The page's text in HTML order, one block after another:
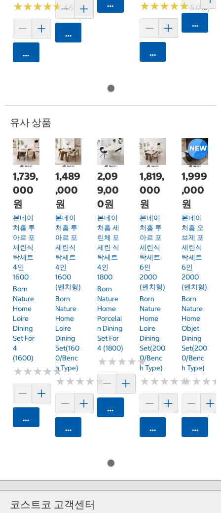
★★★★★
★★★★★4.6 (61)
카트에 담기
카트에 담기
카트에 담기
★★★★★
★★★★★5.0 (2)
카트에 담기
카트에
유사 상품
1,739,
000
원
본네이
처홈 루
아르 포
세린식
탁세트
4인
1600
Born
Nature
Home
Loire
Dining
Set For
4
(1600)
★★★★★
★★★★★
카트에 담기
1,489
,000
원
본네이
처홈 루
아르 포
세린식
탁세트
4인
1600
(벤치형)
Born
Nature
Home
Loire
Dining
Set(160
0/Benc
H Type)
★★★★★
★★★★★
카트에 담기
2,09
9,00
0원
본네이
처홈 세
린체 포
세린 식
탁세트
4인
1800
Born
Nature
Home
Porcelai
N Dining
Set For
4 (1800)
★★★★★
★★★★★
카트에 담기
1,819,
000
원
본네이
처홈 루
아르 포
세린식
탁세트
6인
2000
(벤치형)
Born
Nature
Home
Loire
Dining
Set(200
0/Benc
H Type)
★★★★★
★★★★★
카트에 담기
1,999
,000
원
본네이
처홈 오
브제 포
세린식
탁세트
6인
2000
(벤치형)
Born
Nature
Home
Objet
Dining
Set(200
0/Benc
H Type)
★★★
★★★
카트에
코스트코 고객센터